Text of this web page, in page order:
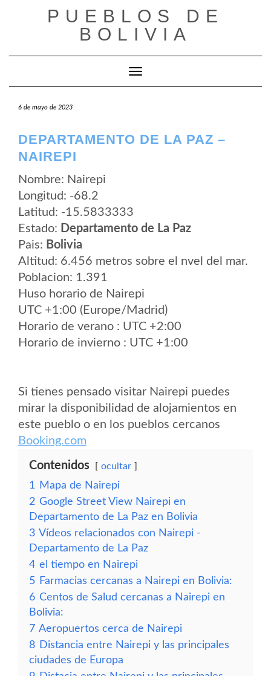
PUEBLOS DE
BOLIVIA
Cambiar modo de navegación
6 de mayo de 2023
DEPARTAMENTO DE LA PAZ –
NAIREPI
Nombre: Nairepi
Longitud: -68.2
Latitud: -15.5833333
Estado: Departamento de La Paz
Pais: Bolivia
Altitud: 6.456 metros sobre el nvel del mar.
Poblacion: 1.391
Huso horario de Nairepi
UTC +1:00 (Europe/Madrid)
Horario de verano : UTC +2:00
Horario de invierno : UTC +1:00
Si tienes pensado visitar Nairepi puedes
mirar la disponibilidad de alojamientos en
este pueblo o en los pueblos cercanos
Booking.com
Contenidos ocultar
1
Mapa de Nairepi
2 Google Street View Nairepi en
Departamento de La Paz en Bolivia
3 Vídeos relacionados con Nairepi -
Departamento de La Paz
4 el tiempo en Nairepi
5 Farmacias cercanas a Nairepi en Bolivia:
6 Centos de Salud cercanas a Nairepi en
Bolivia:
7 Aeropuertos cerca de Nairepi
8 Distancia entre Nairepi y las principales
ciudades de Europa